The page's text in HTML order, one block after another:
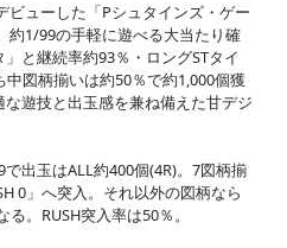
ビューした「Pシュタインズ・ゲー
約1/99の手軽に遊べる大当たり確
と継続率約93％・ロングSTタイ
図柄揃いは約50％で約1,000個獲
遊技と出玉感を兼ね備えた甘デジ
出玉はALL約400個(4R)。7図柄揃
0」へ突入。それ以外の図柄なら
。RUSH突入率は50％。